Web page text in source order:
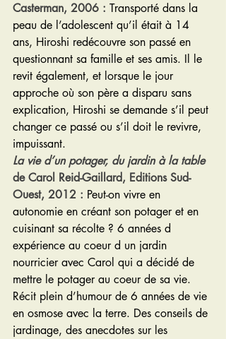
Casterman, 2006 : Transporté dans la
peau de l’adolescent qu’il était à 14
ans, Hiroshi redécouvre son passé en
questionnant sa famille et ses amis. Il le
revit également, et lorsque le jour
approche où son père a disparu sans
explication, Hiroshi se demande s’il peut
changer ce passé ou s’il doit le revivre,
impuissant.
La vie d’un potager, du jardin à la table
de Carol Reid-Gaillard, Editions Sud-
Ouest, 2012 : Peut-on vivre en
autonomie en créant son potager et en
cuisinant sa récolte ? 6 années d
expérience au coeur d un jardin
nourricier avec Carol qui a décidé de
mettre le potager au coeur de sa vie.
Récit plein d’humour de 6 années de vie
en osmose avec la terre. Des conseils de
jardinage, des anecdotes sur les